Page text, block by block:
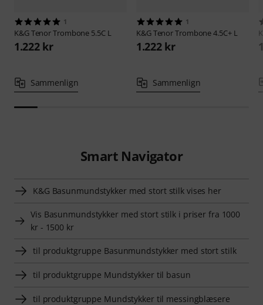
1
K&GTenor Trombone 5.5C L
1.222 kr
Sammenlign
1
K&GTenor Trombone 4.5C+ L
1.222 kr
Sammenlign
Smart Navigator
K&G Basunmundstykker med stort stilk vises her
Vis Basunmundstykker med stort stilk i priser fra 1000
kr - 1500 kr
til produktgruppe Basunmundstykker med stort stilk
til produktgruppe Mundstykker til basun
til produktgruppe Mundstykker til messingblæsere